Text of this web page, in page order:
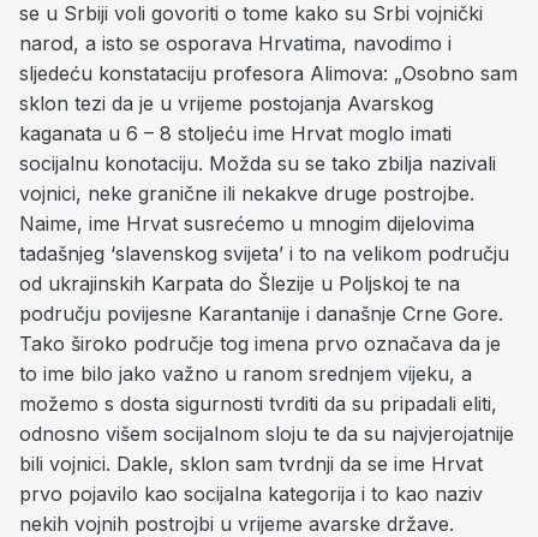
se u Srbiji voli govoriti o tome kako su Srbi vojnički
narod, a isto se osporava Hrvatima, navodimo i
sljedeću konstataciju profesora Alimova: „Osobno sam
sklon tezi da je u vrijeme postojanja Avarskog
kaganata u 6 – 8 stoljeću ime Hrvat moglo imati
socijalnu konotaciju. Možda su se tako zbilja nazivali
vojnici, neke granične ili nekakve druge postrojbe.
Naime, ime Hrvat susrećemo u mnogim dijelovima
tadašnjeg ‘slavenskog svijeta’ i to na velikom području
od ukrajinskih Karpata do Šlezije u Poljskoj te na
području povijesne Karantanije i današnje Crne Gore.
Tako široko područje tog imena prvo označava da je
to ime bilo jako važno u ranom srednjem vijeku, a
možemo s dosta sigurnosti tvrditi da su pripadali eliti,
odnosno višem socijalnom sloju te da su najvjerojatnije
bili vojnici. Dakle, sklon sam tvrdnji da se ime Hrvat
prvo pojavilo kao socijalna kategorija i to kao naziv
nekih vojnih postrojbi u vrijeme avarske države.